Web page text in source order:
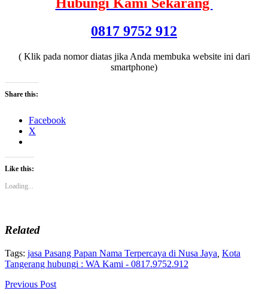
0817 9752 912
( Klik pada nomor diatas jika Anda membuka website ini dari
smartphone)
Share this:
Facebook
X
Like this:
Loading...
Related
Tags: jasa Pasang Papan Nama Terpercaya di Nusa Jaya Kota
Tangerang hubungi : WA Kami - 0817.9752.912
Previous Post